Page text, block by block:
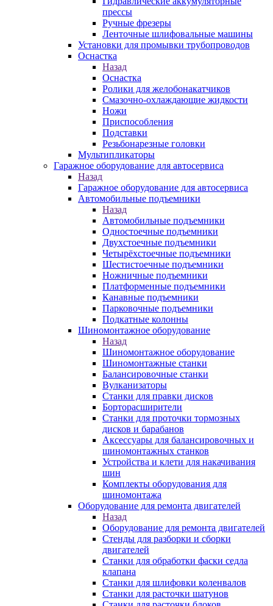
прессы
Ручные фрезеры
Ленточные шлифовальные машины
Установки для промывки трубопроводов
Оснастка
Назад
Оснастка
Ролики для желобонакатчиков
Смазочно-охлаждающие жидкости
Ножи
Приспособления
Подставки
Резьбонарезные головки
Мультипликаторы
Гаражное оборудование для автосервиса
Назад
Гаражное оборудование для автосервиса
Автомобильные подъемники
Назад
Автомобильные подъемники
Одностоечные подъемники
Двухстоечные подъемники
Четырёхстоечные подъемники
Шестистоечные подъемники
Ножничные подъемники
Платформенные подъемники
Канавные подъемники
Парковочные подъемники
Подкатные колонны
Шиномонтажное оборудование
Назад
Шиномонтажное оборудование
Шиномонтажные станки
Балансировочные станки
Вулканизаторы
Станки для правки дисков
Борторасширители
Станки для проточки тормозных
дисков и барабанов
Аксессуары для балансировочных и
шиномонтажных станков
Устройства и клети для накачивания
шин
Комплекты оборудования для
шиномонтажа
Оборудование для ремонта двигателей
Назад
Оборудование для ремонта двигателей
Стенды для разборки и сборки
двигателей
Станки для обработки фаски седла
клапана
Станки для шлифовки коленвалов
Станки для расточки шатунов